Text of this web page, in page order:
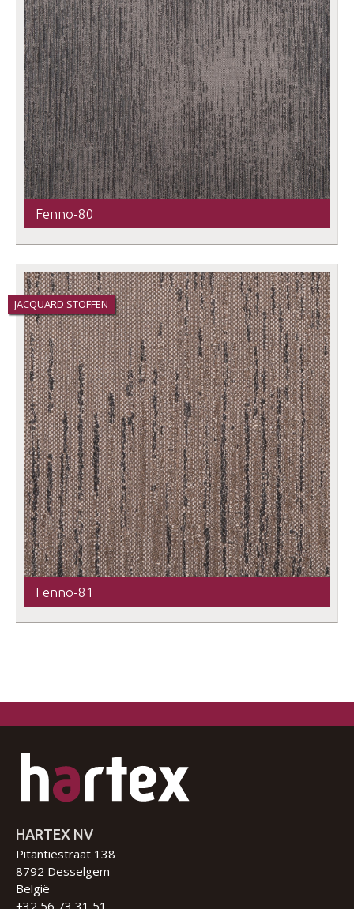
Fenno-80
JACQUARD STOFFEN
Fenno-81
HARTEX NV
Pitantiestraat 138
8792 Desselgem
België
+32 56 73 31 51